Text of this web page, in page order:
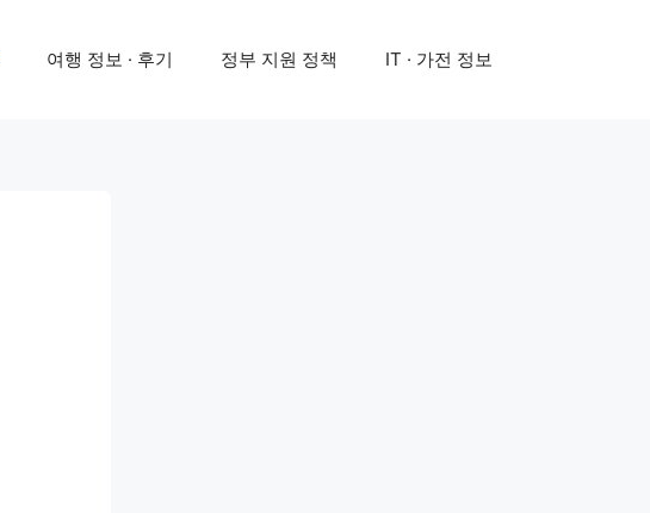
여행 정보 · 후기 정부 지원 정책 IT · 가전 정보